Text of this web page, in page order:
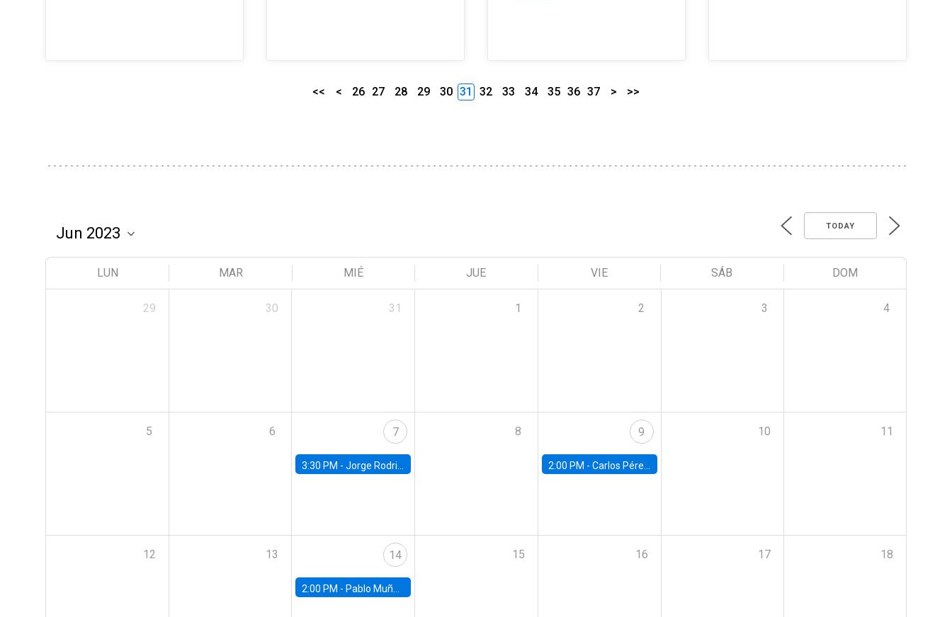
<< < 26 27 28 29 30 31 32 33 34 35 36 37 > >>
TODAY
LUN MAR MIÉ JUE VIE SÁB DOM
29 30 31 1 2 3 4
5 6 7
3:30 PM -Jorge Rodriguez, Universidad de Los Andes
8 9
2:00 PM - Carlos Pérez, Universidad Finis Terrae
10 11
12 13 14
2:00 PM - Pablo Muñoz, Universidad de Chile
15 16 17 18